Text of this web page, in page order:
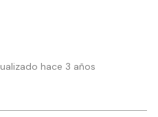
hace 3 años